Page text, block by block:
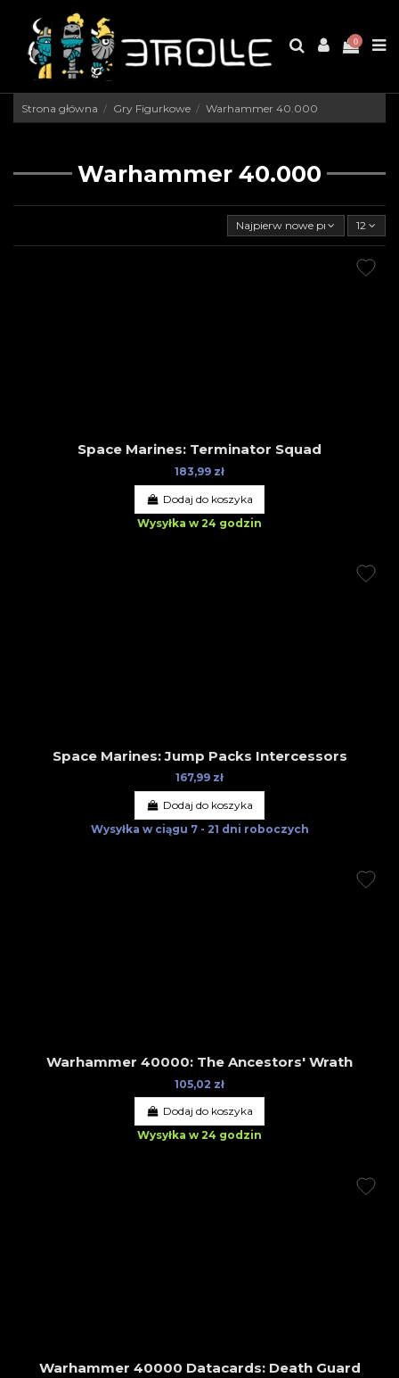
0
Strona główna Gry Figurkowe Warhammer 40.000
Warhammer 40.000
Najpierw nowe produkty12
Space Marines: Terminator Squad
183,99 zł
Dodaj do koszyka
Wysyłka w 24 godzin
Space Marines: Jump Packs Intercessors
167,99 zł
Dodaj do koszyka
Wysyłka w ciągu 7 - 21 dni roboczych
Warhammer 40000: The Ancestors' Wrath
105,02 zł
Dodaj do koszyka
Wysyłka w 24 godzin
Warhammer 40000 Datacards: Death Guard